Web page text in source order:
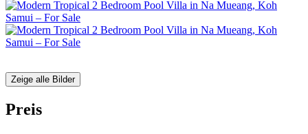
Zeige alle Bilder
Preis